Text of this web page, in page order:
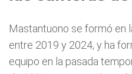
Mastantuono se formó en
entre 2019 y 2024, y ha
equipo en la pasada